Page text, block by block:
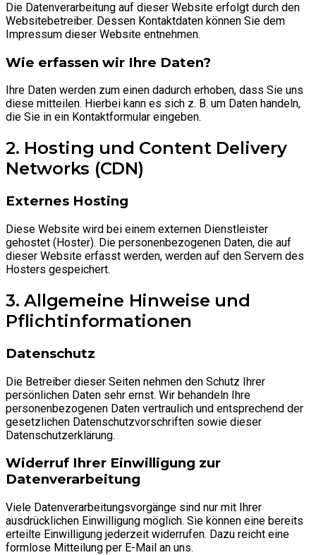
Die Datenverarbeitung auf dieser Website erfolgt durch den
Websitebetreiber. Dessen Kontaktdaten können Sie dem
Impressum dieser Website entnehmen.
Wie erfassen wir Ihre Daten?
Ihre Daten werden zum einen dadurch erhoben, dass Sie uns
diese mitteilen. Hierbei kann es sich z. B. um Daten handeln,
die Sie in ein Kontaktformular eingeben.
2. Hosting und Content Delivery
Networks (CDN)
Externes Hosting
Diese Website wird bei einem externen Dienstleister
gehostet (Hoster). Die personenbezogenen Daten, die auf
dieser Website erfasst werden, werden auf den Servern des
Hosters gespeichert.
3. Allgemeine Hinweise und
Pflichtinformationen
Datenschutz
Die Betreiber dieser Seiten nehmen den Schutz Ihrer
persönlichen Daten sehr ernst. Wir behandeln Ihre
personenbezogenen Daten vertraulich und entsprechend der
gesetzlichen Datenschutzvorschriften sowie dieser
Datenschutzerklärung.
Widerruf Ihrer Einwilligung zur
Datenverarbeitung
Viele Datenverarbeitungsvorgänge sind nur mit Ihrer
ausdrücklichen Einwilligung möglich. Sie können eine bereits
erteilte Einwilligung jederzeit widerrufen. Dazu reicht eine
formlose Mitteilung per E-Mail an uns.